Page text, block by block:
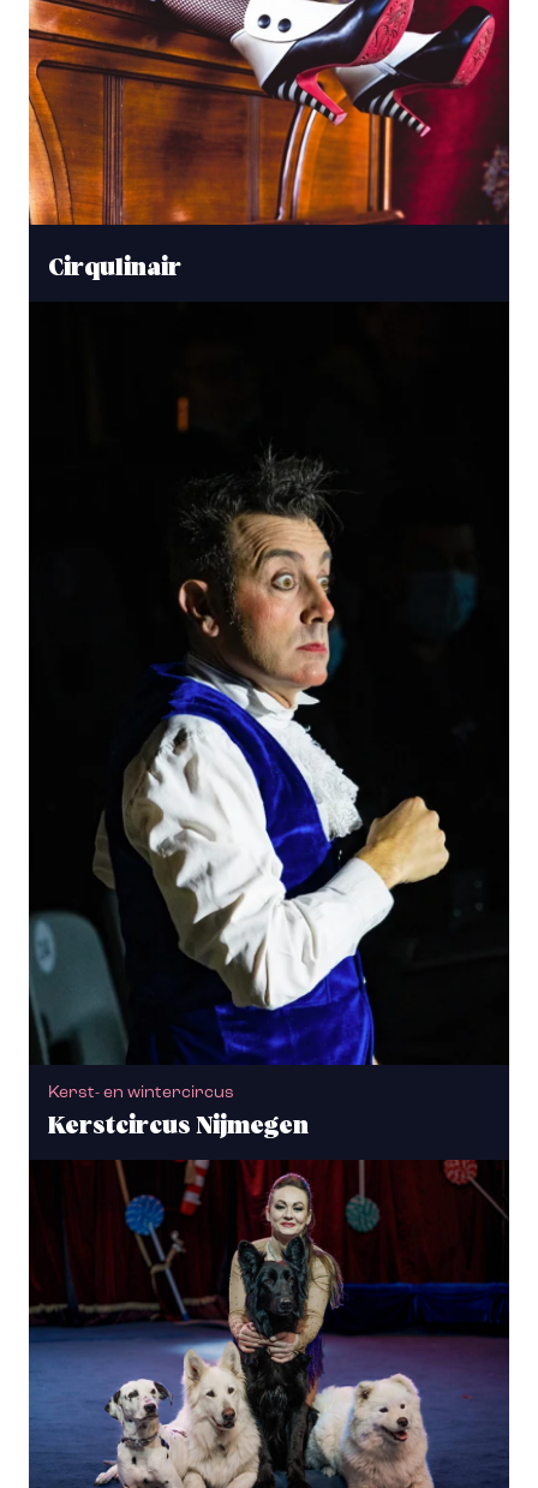
Cirqulinair
Kerst- en wintercircus
Kerstcircus Nijmegen